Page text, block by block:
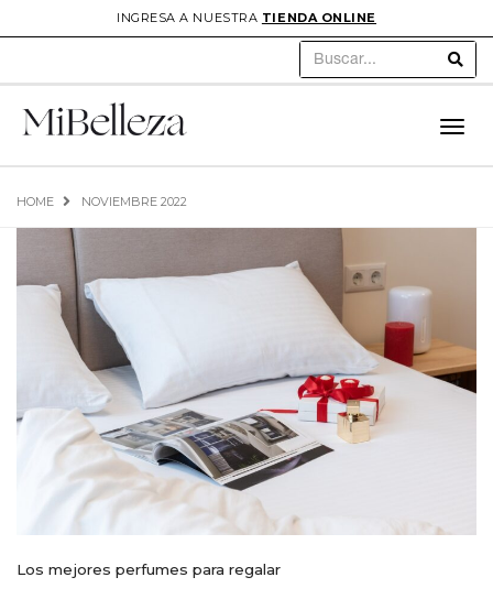
INGRESA A NUESTRA TIENDA ONLINE
HOME NOVIEMBRE 2022
Los mejores perfumes para regalar